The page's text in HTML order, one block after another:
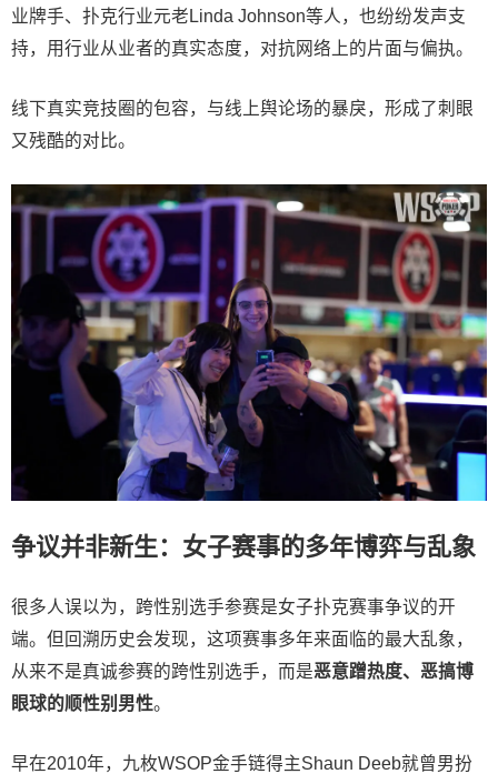
业牌手、扑克行业元老Linda Johnson等人，也纷纷发声支
持，用行业从业者的真实态度，对抗网络上的片面与偏执。
线下真实竞技圈的包容，与线上舆论场的暴戾，形成了刺眼
又残酷的对比。
争议并非新生：女子赛事的多年博弈与乱象
很多人误以为，跨性别选手参赛是女子扑克赛事争议的开
端。但回溯历史会发现，这项赛事多年来面临的最大乱象，
从来不是真诚参赛的跨性别选手，而是恶意蹭热度、恶搞博
眼球的顺性别男性。
早在2010年，九枚WSOP金手链得主Shaun Deeb就曾男扮